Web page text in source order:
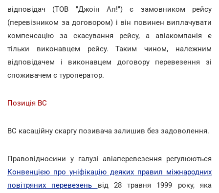
відповідач (ТОВ "Джоін Ап!") є замовником рейсу
(перевізником за договором) і він повинен виплачувати
компенсацію за скасування рейсу, а авіакомпанія є
тільки виконавцем рейсу. Таким чином, належним
відповідачем і виконавцем договору перевезення зі
споживачем є туроператор.
Позиція ВС
ВС касаційну скаргу позивача залишив без задоволення.
Правовідносини у галузі авіаперевезення регулюються
Конвенцією про уніфікацію деяких правил міжнародних
повітряних перевезень від 28 травня 1999 року, яка